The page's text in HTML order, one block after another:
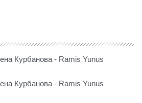
Курбанова - Ramis Yunus
Курбанова - Ramis Yunus